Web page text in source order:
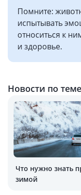
Помните:
испытывать
относиться к
и здоровье.
Новости по теме
Что нужно знать
зимой